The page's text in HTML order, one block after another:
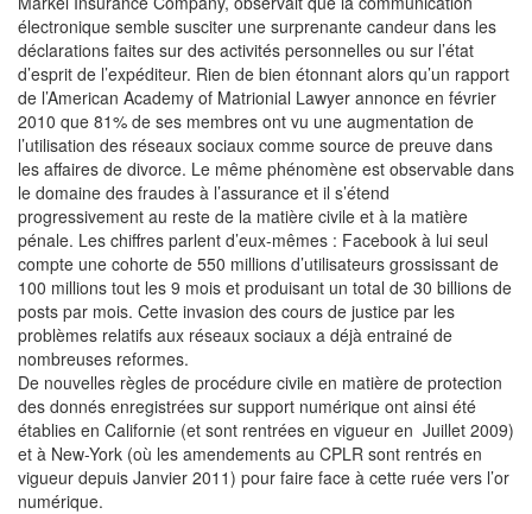
électronique semble susciter une surprenante candeur dans les
déclarations faites sur des activités personnelles ou sur l’état
d’esprit de l’expéditeur. Rien de bien étonnant alors qu’un rapport
de l’American Academy of Matrionial Lawyer annonce en février
2010 que 81% de ses membres ont vu une augmentation de
l’utilisation des réseaux sociaux comme source de preuve dans
les affaires de divorce. Le même phénomène est observable dans
le domaine des fraudes à l’assurance et il s’étend
progressivement au reste de la matière civile et à la matière
pénale. Les chiffres parlent d’eux-mêmes : Facebook à lui seul
compte une cohorte de 550 millions d’utilisateurs grossissant de
100 millions tout les 9 mois et produisant un total de 30 billions de
posts par mois. Cette invasion des cours de justice par les
problèmes relatifs aux réseaux sociaux a déjà entrainé de
nombreuses reformes.
De nouvelles règles de procédure civile en matière de protection
des donnés enregistrées sur support numérique ont ainsi été
établies en Californie (et sont rentrées en vigueur en Juillet 2009)
et à New-York (où les amendements au CPLR sont rentrés en
vigueur depuis Janvier 2011) pour faire face à cette ruée vers l’or
numérique.